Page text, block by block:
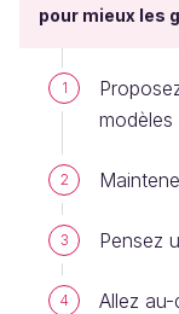
pour mieux les
1
modèles
2
3 Pensez
4 Allez